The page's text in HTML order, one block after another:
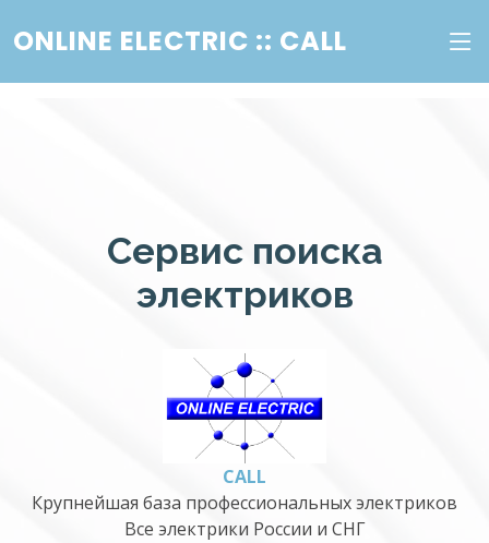
ONLINE ELECTRIC :: CALL
Сервис поиска
электриков
CALL
Крупнейшая база профессиональных электриков
Все электрики России и СНГ